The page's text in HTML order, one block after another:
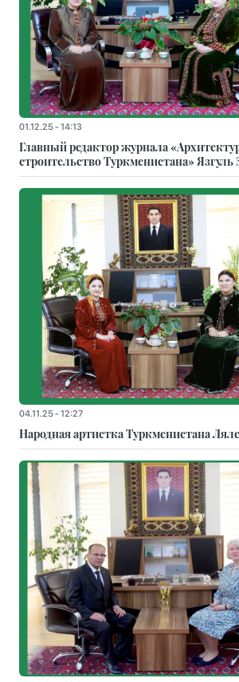
01.12.25 - 14:13
Главный редактор журнала
строительство Туркменистана» Язгуль
04.11.25 - 12:27
Народная артистка Туркменистана